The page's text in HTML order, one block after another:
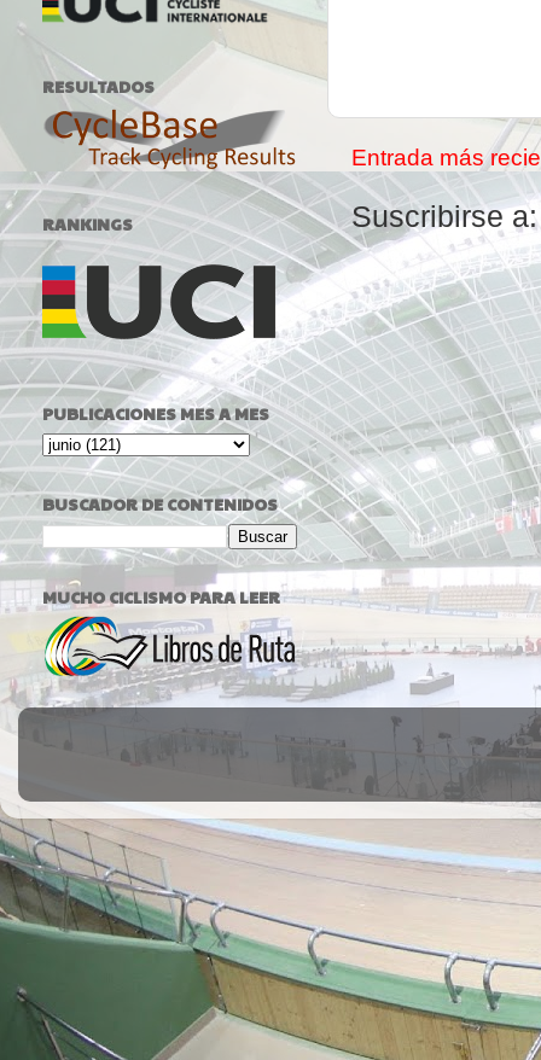
Entrada más
Suscribirse
RESULTADOS
RANKINGS
PUBLICACIONES MES A MES
BUSCADOR DE CONTENIDOS
MUCHO CICLISMO PARA LEER